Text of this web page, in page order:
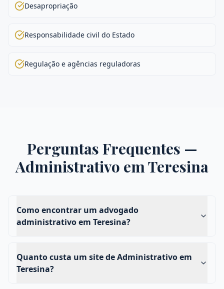
Desapropriação
Responsabilidade civil do Estado
Regulação e agências reguladoras
Perguntas Frequentes —
Administrativo emTeresina
Como encontrar um advogado
administrativo em Teresina?
Quanto custa um site de Administrativo em
Teresina?